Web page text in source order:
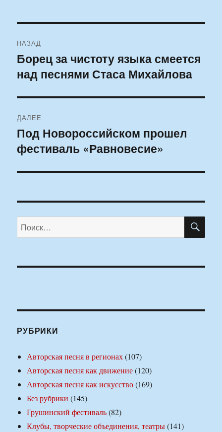
по
записям
НАЗАД
Предыдущая
запись:
Борец за чистоту языка смеется
над песнями Стаса Михайлова
ДАЛЕЕ
Следующая
запись:
Под Новороссийском прошел
фестиваль «Равновесие»
Искать:
РУБРИКИ
Авторская песня в регионах(107)
Авторская песня как движение(120)
Авторская песня как искусство(169)
Без рубрики (145)
Грушинский фестиваль(82)
Клубы, творческие объединения, театры(141)